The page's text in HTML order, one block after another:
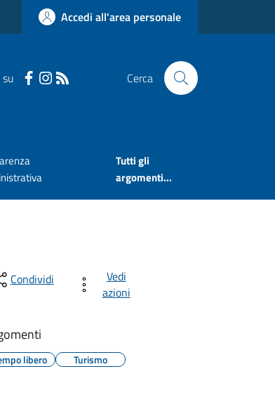
Accedi all'area personale
Cerca
Tutti gli
argomenti...
Condividi
Vedi
azioni
libero Turismo